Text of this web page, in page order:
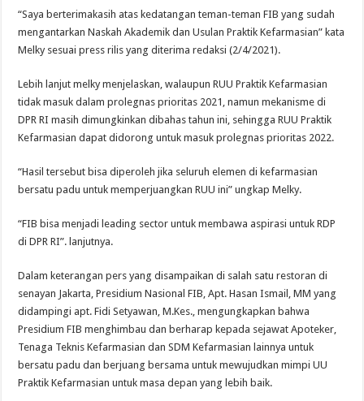
“Saya berterimakasih atas kedatangan teman-teman FIB yang sudah
mengantarkan Naskah Akademik dan Usulan Praktik Kefarmasian” kata
Melky sesuai press rilis yang diterima redaksi (2/4/2021).
Lebih lanjut melky menjelaskan, walaupun RUU Praktik Kefarmasian
tidak masuk dalam prolegnas prioritas 2021, namun mekanisme di
DPR RI masih dimungkinkan dibahas tahun ini, sehingga RUU Praktik
Kefarmasian dapat didorong untuk masuk prolegnas prioritas 2022.
“Hasil tersebut bisa diperoleh jika seluruh elemen di kefarmasian
bersatu padu untuk memperjuangkan RUU ini” ungkap Melky.
“FIB bisa menjadi leading sector untuk membawa aspirasi untuk RDP
di DPR RI”. lanjutnya.
Dalam keterangan pers yang disampaikan di salah satu restoran di
senayan Jakarta, Presidium Nasional FIB, Apt. Hasan Ismail, MM yang
didampingi apt. Fidi Setyawan, M.Kes., mengungkapkan bahwa
Presidium FIB menghimbau dan berharap kepada sejawat Apoteker,
Tenaga Teknis Kefarmasian dan SDM Kefarmasian lainnya untuk
bersatu padu dan berjuang bersama untuk mewujudkan mimpi UU
Praktik Kefarmasian untuk masa depan yang lebih baik.